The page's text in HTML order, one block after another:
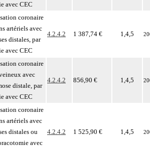
avec CEC
coronaire
artériels avec
distales, par
avec CEC
4.2.4.2 1 387,74 € 1,4,5
coronaire
avec
distale, par
avec CEC
4.2.4.2 856,90 € 1,4,5
coronaire
artériels avec
distales ou
avec
4.2.4.2 1 525,90 € 1,4,5